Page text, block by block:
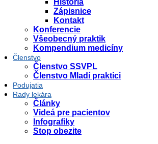
História
Zápisnice
Kontakt
Konferencie
Všeobecný praktik
Kompendium medicíny
Členstvo
Členstvo SSVPL
Členstvo Mladí praktici
Podujatia
Rady lekára
Články
Videá pre pacientov
Infografiky
Stop obezite